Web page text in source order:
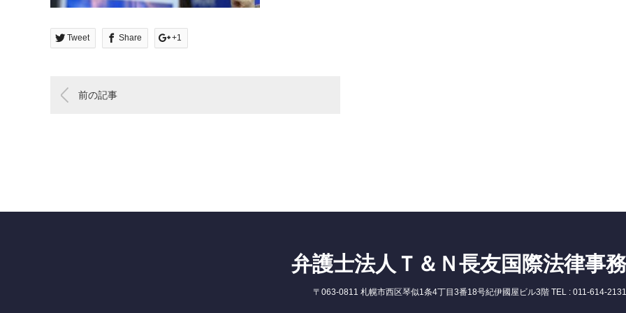
Tweet Share +1
前の記事
弁護士法人Ｔ＆Ｎ長友国際法律事
〒063-0811 札幌市西区琴似1条4丁目3番18号紀伊國屋ビル3階 TEL : 011-614-2131